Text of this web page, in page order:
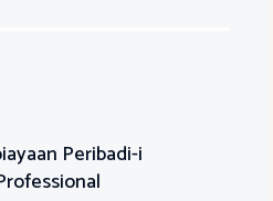
Peribadi-i